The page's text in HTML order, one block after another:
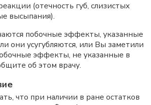
(отечность губ, слизистых
высыпания).
побочные эффекты, указанные
они усугубляются, или Вы заметили
эффекты, не указанные в
об этом врачу.
что при наличии в ране остатков